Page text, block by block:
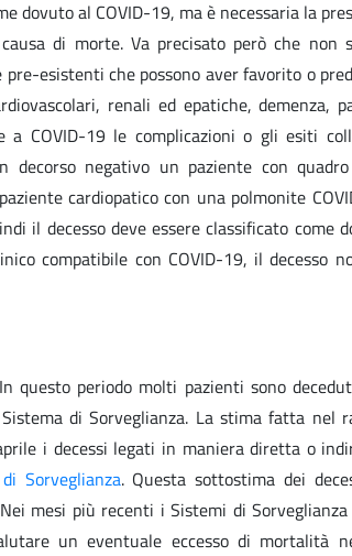
dovuto al COVID-19, ma è necessaria la
di morte. Va precisato però che non
esistenti che possono aver favorito o
renali ed epatiche, demenza,
a COVID-19 le complicazioni o gli esiti
decorso negativo un paziente con
cardiopatico con una polmonite
il decesso deve essere classificato come
compatibile con COVID-19, il decesso
questo periodo molti pazienti sono
di Sorveglianza. La stima fatta nel
i decessi legati in maniera diretta o
Sorveglianza. Questa sottostima dei
mesi più recenti i Sistemi di
un eventuale eccesso di mortalità